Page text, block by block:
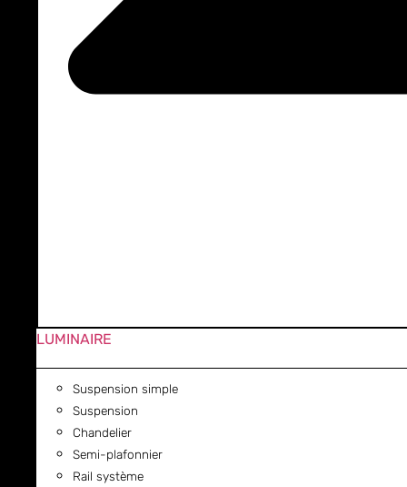
LUMINAIRE
Suspension simple
Suspension
Chandelier
Semi-plafonnier
Rail système